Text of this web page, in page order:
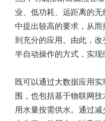
业、低功耗、远距离的
中提出较高的要求，从
到充分的应用。由此，
半自动操作的方式，实现
既可以通过大数据应用
围，也包括基于物联网
用水量按需供水。通过